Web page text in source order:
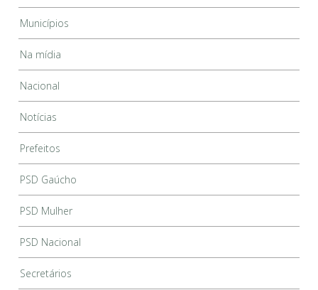
Municípios
Na mídia
Nacional
Notícias
Prefeitos
PSD Gaúcho
PSD Mulher
PSD Nacional
Secretários